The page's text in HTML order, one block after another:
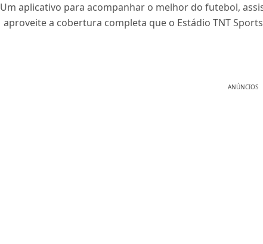
Um aplicativo para acompanhar o melhor do futebol,
aproveite a cobertura completa que o Estádio TNT
ANÚNCIOS